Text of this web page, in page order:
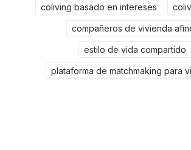
coliving basado en intereses
compañeros de vivienda
estilo de vida compartido
plataforma de matchmaking para